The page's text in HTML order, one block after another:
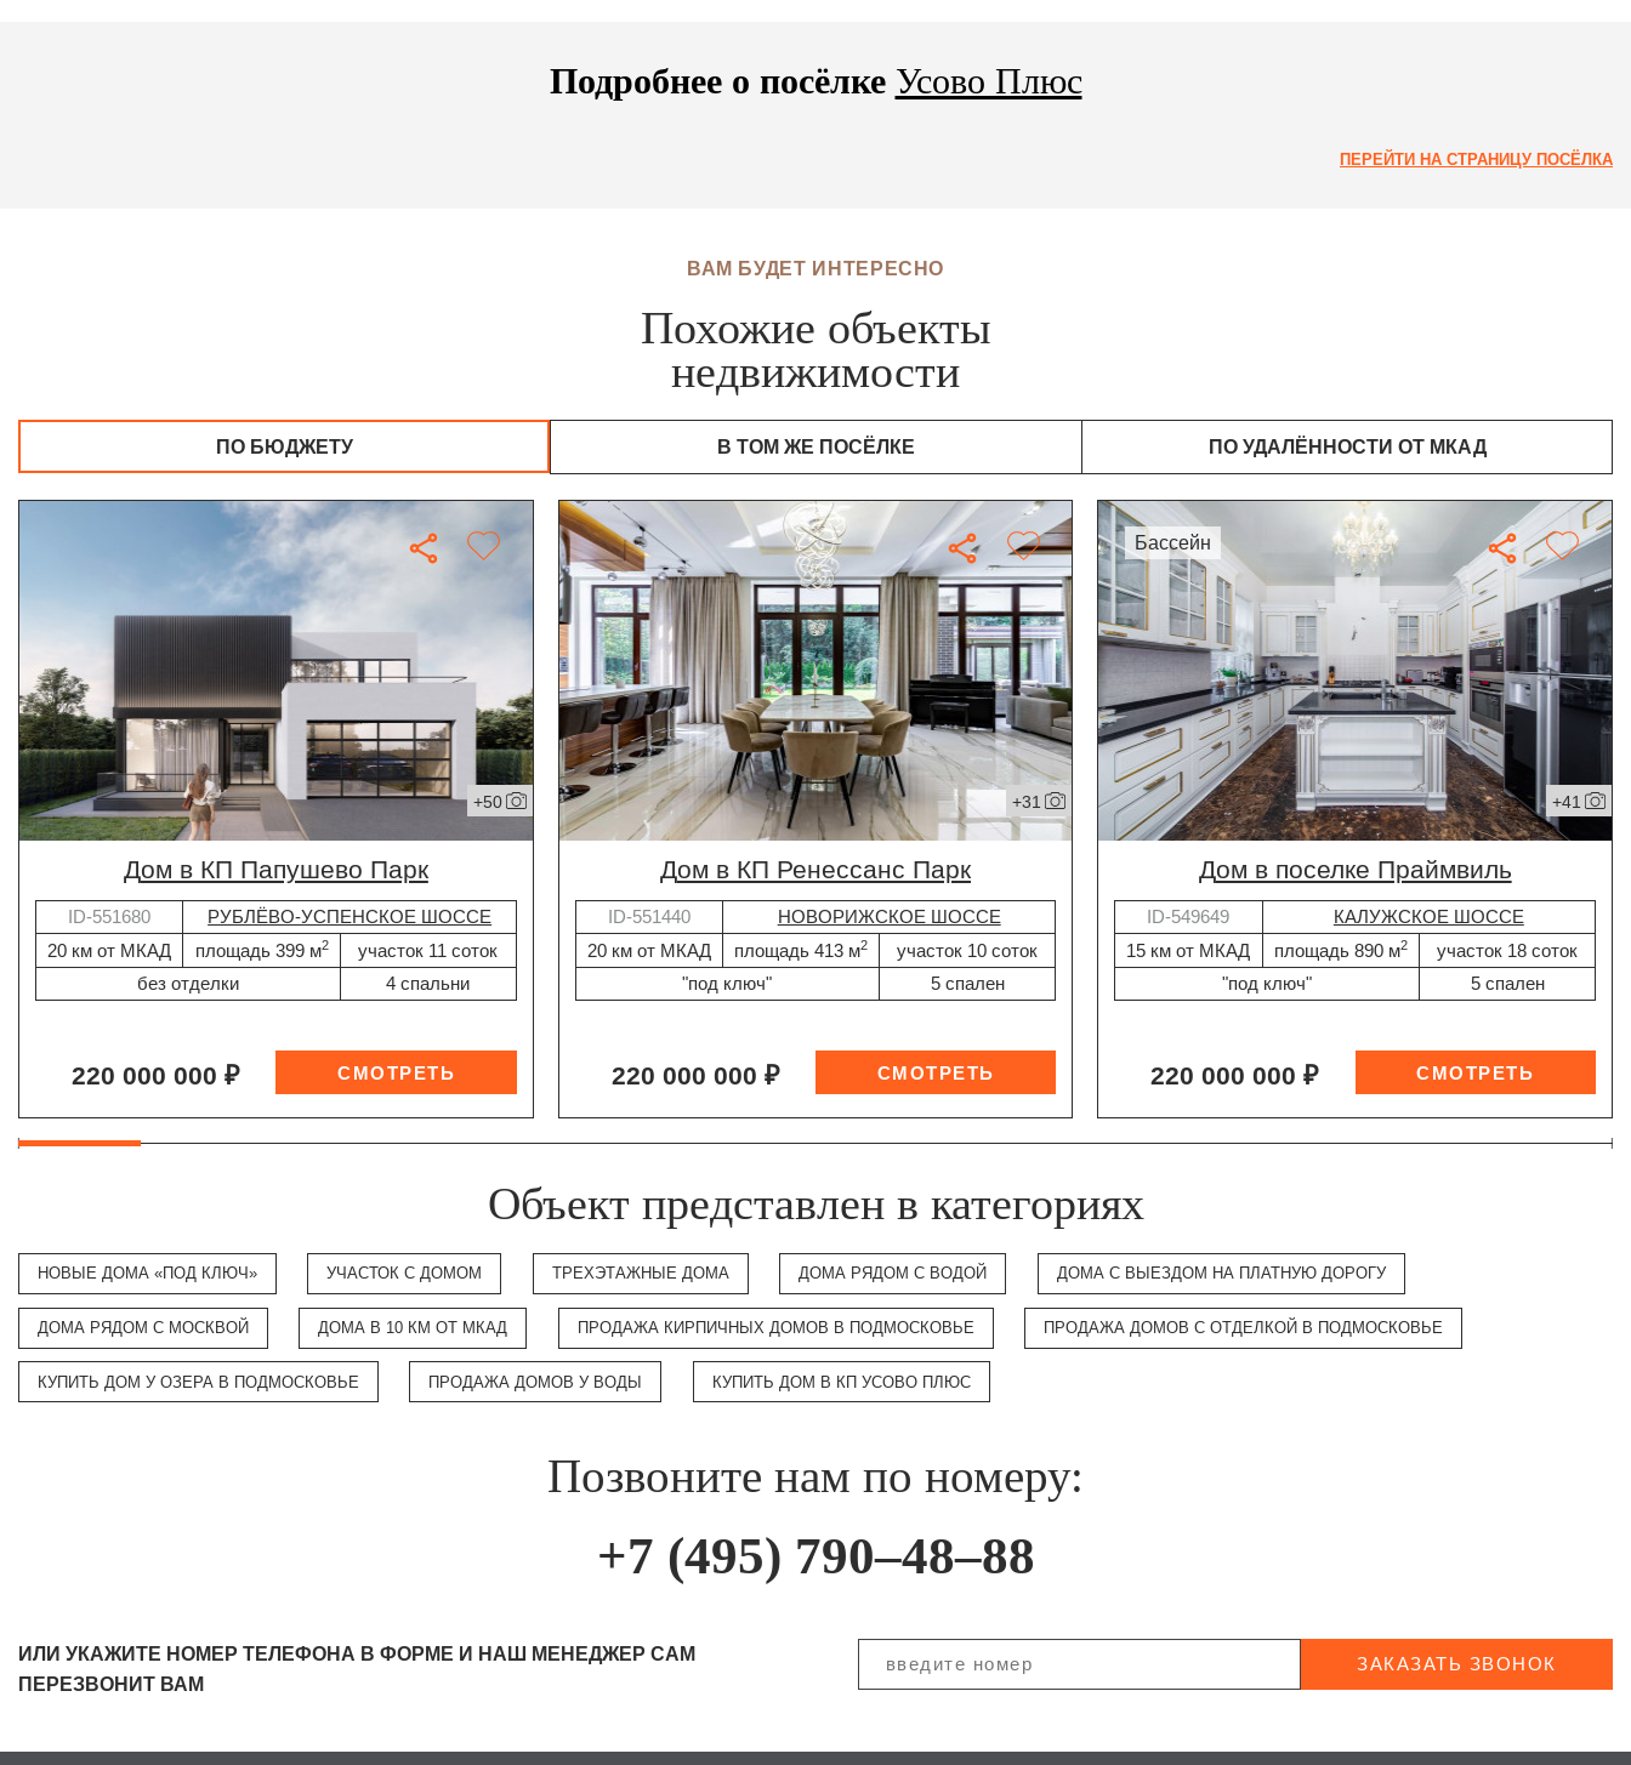
Подробнее о посёлке Усово Плюс
ПЕРЕЙТИ НА СТРАНИЦУ ПОСЁЛКА
ВАМ БУДЕТ ИНТЕРЕСНО
Похожие объекты
недвижимости
ПО БЮДЖЕТУ В ТОМ ЖЕ ПОСЁЛКЕ ПО УДАЛЁННОСТИ ОТ МКАД
+50
дом в КП Папушево Парк
ID-551680
РУБЛЁВО-УСПЕНСКОЕ ШОССЕ
20 км от МКАД
площадь 399 м2
участок 11 соток
без отделки
4 спальни
220 000 000 ₽
+31
дом в КП Ренессанс Парк
ID-551440
НОВОРИЖСКОЕ ШОССЕ
20 км от МКАД
площадь 413 м2
участок 10 соток
"под ключ"
5 спален
220 000 000 ₽
бассейн
+41
дом в поселке Праймвиль
ID-549649
КАЛУЖСКОЕ ШОССЕ
15 км от МКАД
площадь 890 м2
участок 18 соток
"под ключ"
5 спален
220 000 000 ₽
Объект представлен в категориях
НОВЫЕ ДОМА «ПОД КЛЮЧ» УЧАСТОК С ДОМОМ ТРЕХЭТАЖНЫЕ ДОМА ДОМА РЯДОМ С ВОДОЙ ДОМА С ВЫЕЗДОМ НА ПЛАТНУЮ ДОРОГУ
ДОМА РЯДОМ С МОСКВОЙ ДОМА В 10 КМ ОТ МКАД ПРОДАЖА КИРПИЧНЫХ ДОМОВ В ПОДМОСКОВЬЕ ПРОДАЖА ДОМОВ С ОТДЕЛКОЙ В ПОДМОСКОВЬЕ
КУПИТЬ ДОМ У ОЗЕРА В ПОДМОСКОВЬЕ ПРОДАЖА ДОМОВ У ВОДЫ КУПИТЬ ДОМ В КП УСОВО ПЛЮС
Позвоните нам по номеру:
+7 (495) 790–48–88
ИЛИ УКАЖИТЕ НОМЕР ТЕЛЕФОНА В ФОРМЕ И НАШ МЕНЕДЖЕР САМ
ПЕРЕЗВОНИТ ВАМ
ЗАКАЗАТЬ ЗВОНОК